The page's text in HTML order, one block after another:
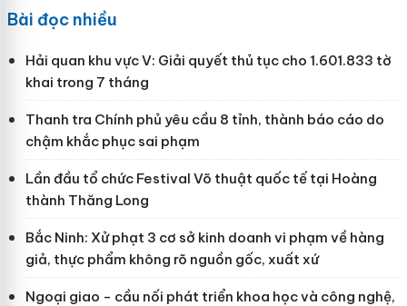
Bài đọc nhiều
Hải quan khu vực V: Giải quyết thủ tục cho 1.601.833 tờ
khai trong 7 tháng
Thanh tra Chính phủ yêu cầu 8 tỉnh, thành báo cáo do
chậm khắc phục sai phạm
Lần đầu tổ chức Festival Võ thuật quốc tế tại Hoàng
thành Thăng Long
Bắc Ninh: Xử phạt 3 cơ sở kinh doanh vi phạm về hàng
giả, thực phẩm không rõ nguồn gốc, xuất xứ
Ngoại giao - cầu nối phát triển khoa học và công nghệ,